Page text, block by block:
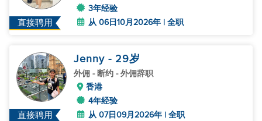
直接聘用
3年经验
从 06日10月2026年 | 全职
直接聘用
Jenny - 29岁
外佣 - 断约 - 外佣辞职
香港
4年经验
从 07日09月2026年 | 全职